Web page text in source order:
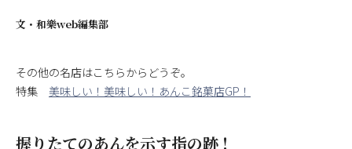
文・ 和樂web編集部
その他の名店はこちらからどうぞ。
特集 美味しい！美味しい！あんこ銘菓店GP！
握りたてのあんを示す指の跡！